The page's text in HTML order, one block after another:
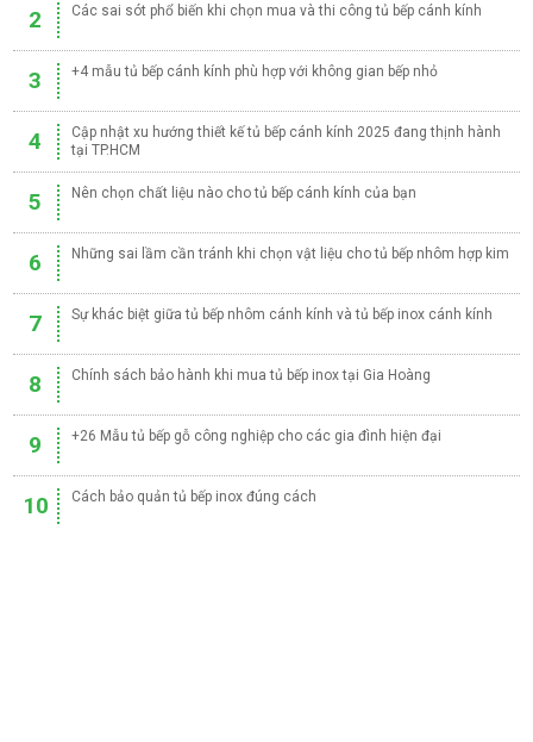
2 Các sai sót phổ biến khi chọn mua và thi công tủ bếp cánh kính
3 +4 mẫu tủ bếp cánh kính phù hợp với không gian bếp nhỏ
4
Cập nhật xu hướng thiết kế tủ bếp cánh kính 2025 đang thịnh hành
tại TP.HCM
5 Nên chọn chất liệu nào cho tủ bếp cánh kính của bạn
6 Những sai lầm cần tránh khi chọn vật liệu cho tủ bếp nhôm hợp kim
7 Sự khác biệt giữa tủ bếp nhôm cánh kính và tủ bếp inox cánh kính
8 Chính sách bảo hành khi mua tủ bếp inox tại Gia Hoàng
9 +26 Mẫu tủ bếp gỗ công nghiệp cho các gia đình hiện đại
10 Cách bảo quản tủ bếp inox đúng cách